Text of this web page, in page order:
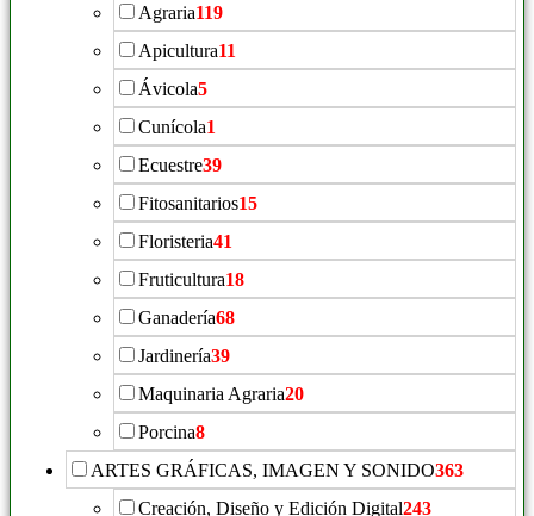
Agraria119
Apicultura11
Ávicola5
Cunícola1
Ecuestre39
Fitosanitarios15
Floristeria41
Fruticultura18
Ganadería68
Jardinería39
Maquinaria Agraria20
Porcina8
ARTES GRÁFICAS, IMAGEN Y SONIDO363
Creación, Diseño y Edición Digital243